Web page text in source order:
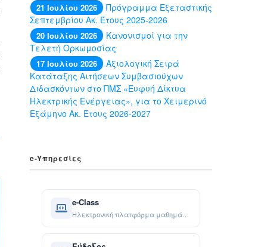
21 Ιουλίου 2026
Πρόγραμμα Εξεταστικής
Σεπτεμβρίου Ακ. Έτους 2025-2026
20 Ιουλίου 2026
Κανονισμοί για την
Τελετή Ορκωμοσίας
17 Ιουλίου 2026
Αξιολογική Σειρά
Κατάταξης Αιτήσεων Συμβασιούχων
Διδασκόντων στο ΠΜΣ «Ευφυή Δίκτυα
Ηλεκτρικής Ενέργειας», για το Χειμερινό
Εξάμηνο Ακ. Έτους 2026-2027
e-Yπηρεσίες
e-Class